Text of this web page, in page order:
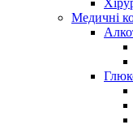
Медичні